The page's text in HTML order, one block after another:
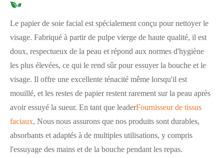
Le papier de soie facial est spécialement conçu pour nettoyer le
visage. Fabriqué à partir de pulpe vierge de haute qualité, il est
doux, respectueux de la peau et répond aux normes d'hygiène
les plus élevées, ce qui le rend sûr pour essuyer la bouche et le
visage. Il offre une excellente ténacité même lorsqu'il est
mouillé, et les restes de papier restent rarement sur la peau après
avoir essuyé la sueur. En tant que leaderFournisseur de tissus
faciaux, Nous nous assurons que nos produits sont durables,
absorbants et adaptés à de multiples utilisations, y compris
l'essuyage des mains et de la bouche pendant les repas.